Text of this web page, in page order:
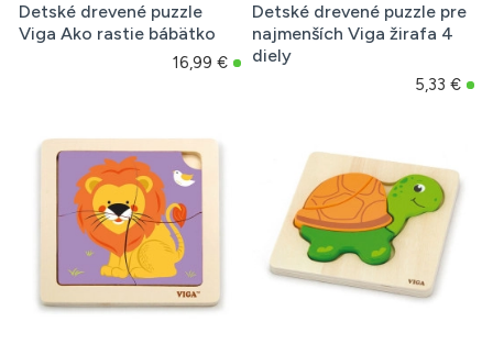
Detské drevené puzzle
Viga Ako rastie bábätko
16,99 €
Detské drevené puzzle pre
najmenších Viga žirafa 4
diely
5,33 €